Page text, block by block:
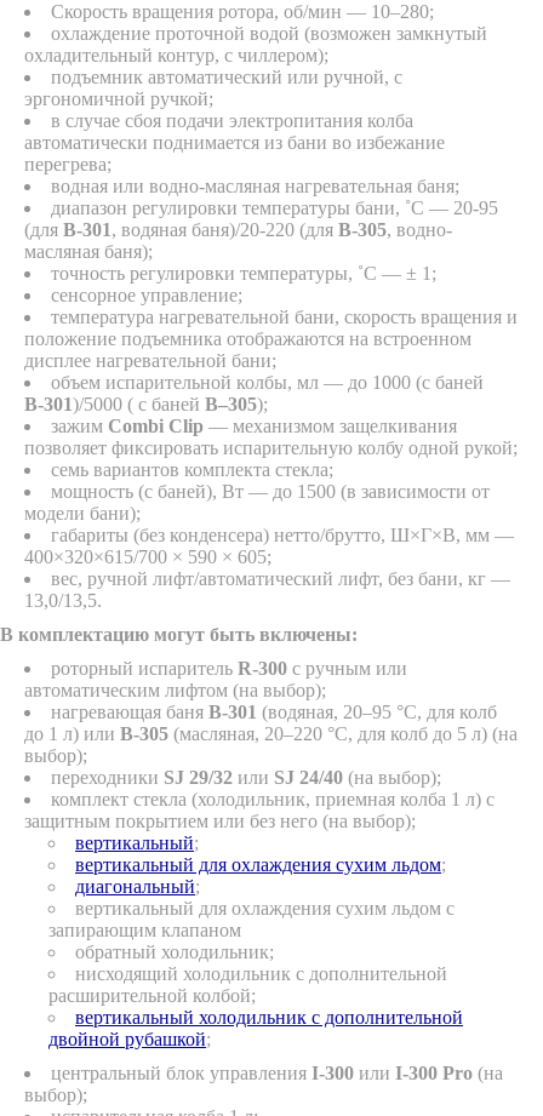
Скорость вращения ротора, об/мин — 10–280;
охлаждение проточной водой (возможен замкнутый
охладительный контур, с чиллером);
подъемник автоматический или ручной, с
эргономичной ручкой;
в случае сбоя подачи электропитания колба
автоматически поднимается из бани во избежание
перегрева;
водная или водно-масляная нагревательная баня;
диапазон регулировки температуры бани, ˚С — 20-95
(для В-301, водяная баня)/20-220 (для В-305, водно-
масляная баня);
точность регулировки температуры, ˚С — ± 1;
сенсорное управление;
температура нагревательной бани, скорость вращения и
положение подъемника отображаются на встроенном
дисплее нагревательной бани;
объем испарительной колбы, мл — до 1000 (с баней
В-301)/5000 ( с баней В–305);
зажим Combi Clip — механизмом защелкивания
позволяет фиксировать испарительную колбу одной рукой;
семь вариантов комплекта стекла;
мощность (с баней), Вт — до 1500 (в зависимости от
модели бани);
габариты (без конденсера) нетто/брутто, Ш×Г×В, мм —
400×320×615/700 × 590 × 605;
вес, ручной лифт/автоматический лифт, без бани, кг —
13,0/13,5.
В комплектацию могут быть включены:
роторный испаритель R-300 с ручным или
автоматическим лифтом (на выбор);
нагревающая баня B-301 (водяная, 20–95 °C, для колб
до 1 л) или B-305 (масляная, 20–220 °C, для колб до 5 л) (на
выбор);
переходники SJ 29/32 или SJ 24/40 (на выбор);
комплект стекла (холодильник, приемная колба 1 л) с
защитным покрытием или без него (на выбор);
вертикальный;
вертикальный для охлаждения сухим льдом;
диагональный;
вертикальный для охлаждения сухим льдом с
запирающим клапаном
обратный холодильник;
нисходящий холодильник с дополнительной
расширительной колбой;
вертикальный холодильник с дополнительной
двойной рубашкой;
центральный блок управления I-300 или I-300 Pro (на
выбор);